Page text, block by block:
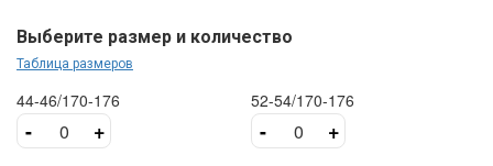
Выберите размер и количество
Таблица размеров
44-46/170-176
- +
52-54/170-176
- +